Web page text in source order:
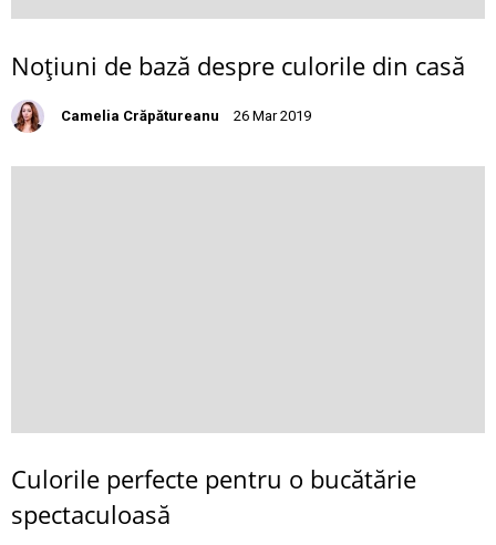
Noţiuni de bază despre culorile din casă
Camelia Crăpătureanu 26 Mar 2019
Culorile perfecte pentru o bucătărie
spectaculoasă